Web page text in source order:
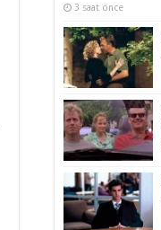
3 saat önce